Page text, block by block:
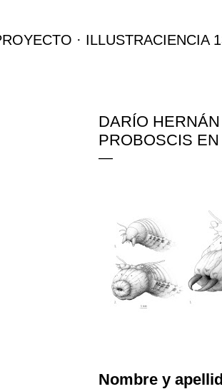
ILLUSTRACIENCIA
DARÍO
PROBOSCIS
Nombre y